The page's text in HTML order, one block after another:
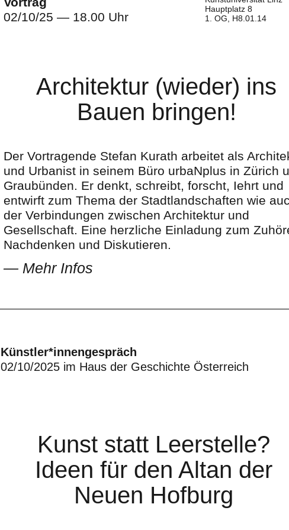
02/10/25 — 18.00 Uhr
Hauptplatz 8
1. OG, H8.01.14
Architektur (wieder) ins
Bauen bringen!
Der Vortragende Stefan Kurath arbeitet als
und Urbanist in seinem Büro urbaNplus in Zürich
Graubünden. Er denkt, schreibt, forscht, Iehrt und
entwirft zum Thema der Stadtlandschaften wie
der Verbindungen zwischen Architektur und
Gesellschaft. Eine herzliche Einladung zum
Nachdenken und Diskutieren.
— Mehr Infos
Künstler*innengespräch
02/10/2025 im Haus der Geschichte Österreich
Kunst statt Leerstelle?
Ideen für den Altan der
Neuen Hofburg